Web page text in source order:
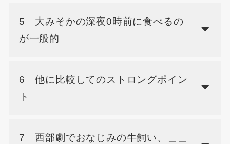
5 大みそかの深夜0時前に食べるの
が一般的
6 他に比較してのストロングポイン
ト
7 西部劇でおなじみの牛飼い、＿＿